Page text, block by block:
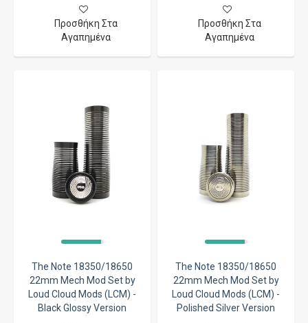
Προσθήκη Στα
Αγαπημένα
Προσθήκη Στα
Αγαπημένα
The Note 18350/18650
22mm Mech Mod Set by
Loud Cloud Mods (LCM) -
Black Glossy Version
The Note 18350/18650
22mm Mech Mod Set by
Loud Cloud Mods (LCM) -
Polished Silver Version